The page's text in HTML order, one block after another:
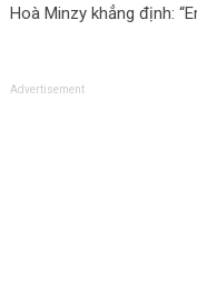
Hoà Minzy khẳng định:
Advertisement